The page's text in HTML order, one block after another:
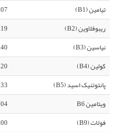
تیامین (B1)
0.07
ریبوفلاوین (B2)
0.19
نیاسین (B3)
0.40
کولین (B4)
پانتوتنیک اسید (B5)
0.33
ویتامین B6
0.04
فولات (B9)